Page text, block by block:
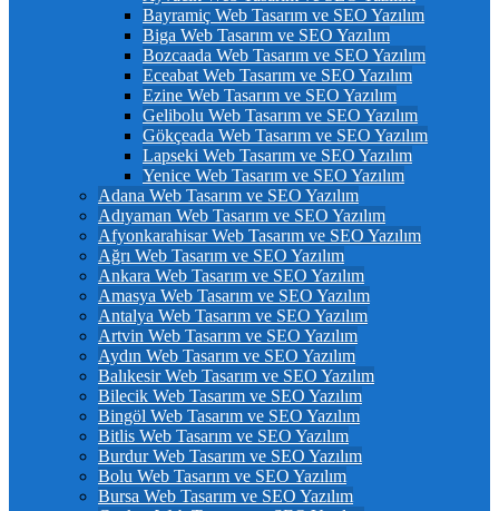
Bayramiç Web Tasarım ve SEO Yazılım
Biga Web Tasarım ve SEO Yazılım
Bozcaada Web Tasarım ve SEO Yazılım
Eceabat Web Tasarım ve SEO Yazılım
Ezine Web Tasarım ve SEO Yazılım
Gelibolu Web Tasarım ve SEO Yazılım
Gökçeada Web Tasarım ve SEO Yazılım
Lapseki Web Tasarım ve SEO Yazılım
Yenice Web Tasarım ve SEO Yazılım
Adana Web Tasarım ve SEO Yazılım
Adıyaman Web Tasarım ve SEO Yazılım
Afyonkarahisar Web Tasarım ve SEO Yazılım
Ağrı Web Tasarım ve SEO Yazılım
Ankara Web Tasarım ve SEO Yazılım
Amasya Web Tasarım ve SEO Yazılım
Antalya Web Tasarım ve SEO Yazılım
Artvin Web Tasarım ve SEO Yazılım
Aydın Web Tasarım ve SEO Yazılım
Balıkesir Web Tasarım ve SEO Yazılım
Bilecik Web Tasarım ve SEO Yazılım
Bingöl Web Tasarım ve SEO Yazılım
Bitlis Web Tasarım ve SEO Yazılım
Burdur Web Tasarım ve SEO Yazılım
Bolu Web Tasarım ve SEO Yazılım
Bursa Web Tasarım ve SEO Yazılım